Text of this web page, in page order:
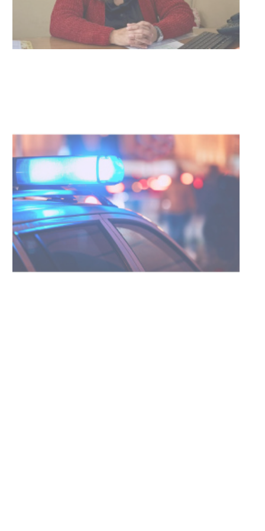
04-08-2026
Facultad de Artes llega a Durazno
Clases de Muai Thai en Complejo
Charrúa
03-08-2026
Turismo accesible para personas
con discapacidad y adultos
mayores
03-08-2026
NOTICIAS